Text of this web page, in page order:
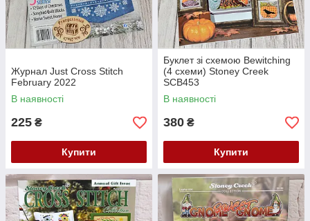
Журнал Just Cross Stitch
February 2022
В наявності
225 ₴
Купити
Буклет зі схемою Bewitching
(4 схеми) Stoney Creek
SCB453
В наявності
380 ₴
Купити